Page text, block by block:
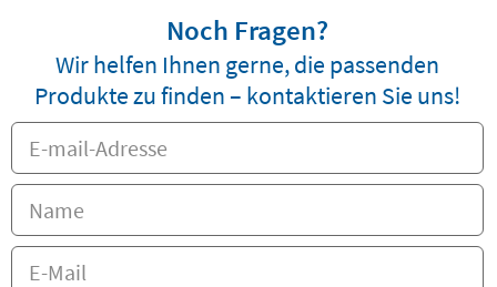
Noch Fragen?
Wir helfen Ihnen gerne, die passenden
Produkte zu finden – kontaktieren Sie uns!